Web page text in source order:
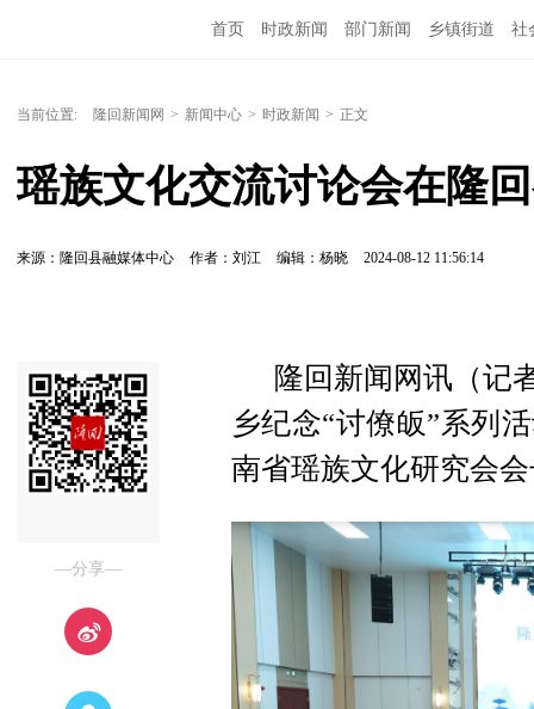
首页 时政新闻 部门新闻 乡镇街道 社
当前位置: 隆回新闻网 > 新闻中心 > 时政新闻 > 正文
瑶族文化交流讨论会在隆
来源：隆回县融媒体中心 作者：刘江 编辑：杨晓 2024-08-12 11:56:14
—分享—
隆回新闻网讯（记
乡纪念“讨僚皈”系列
南省瑶族文化研究会